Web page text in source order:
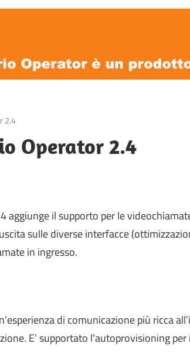
2.4
Operator 2.4
aggiunge il supporto per le
sulle diverse interfacce
in ingresso.
di comunicazione più ricca
E’ supportato l’autoprovisioning